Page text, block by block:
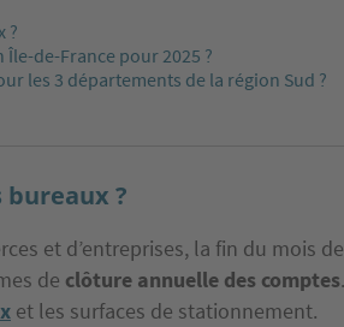
?
Île-de-France pour 2025 ?
les 3 départements de la région Sud ?
bureaux ?
et d’entreprises, la fin du mois
de clôture annuelle des comptes
et les surfaces de stationnement.